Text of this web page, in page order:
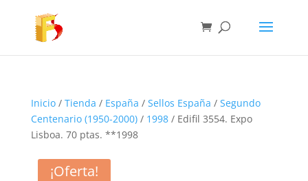
Inicio/ Tienda / España / Sellos España / Segundo
Centenario (1950-2000)/ 1998/ Edifil 3554. Expo
Lisboa. 70 ptas. **1998
¡Oferta!